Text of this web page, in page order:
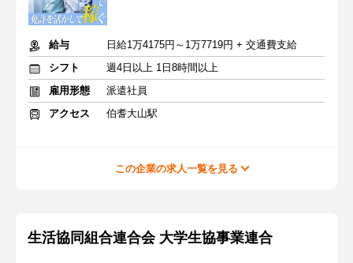
給与
日給1万4175円～1万7719円 + 交通費支給
シフト
週4日以上 1日8時間以上
雇用形態
派遣社員
アクセス
伯耆大山駅
この企業の求人一覧を見る
生活協同組合連合会 大学生協事業連合